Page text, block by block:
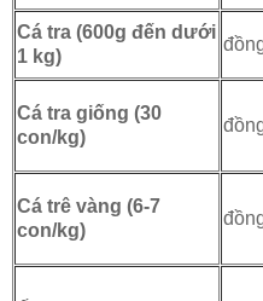
Cá tra (600g đến dưới
1 kg)
Cá tra giống (30
con/kg)
Cá trê vàng (6-7
con/kg)